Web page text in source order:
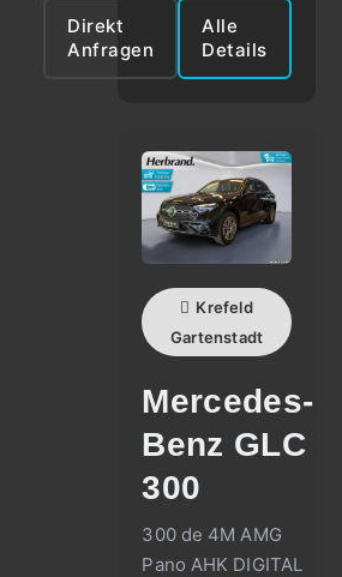
Alle
Details
Direkt
Anfragen
Krefeld
Gartenstadt
Mercedes-
Benz GLC
300
300 de 4M AMG
Pano AHK DIGITAL